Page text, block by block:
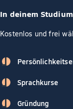
In deinem
Kostenlos und frei
Sprachkurse
Gründung